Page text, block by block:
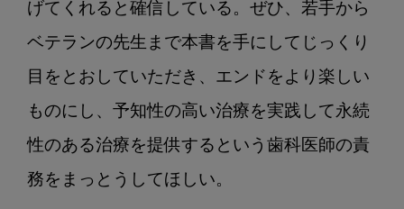
げてくれると確信している。ぜひ、若手から
ベテランの先生まで本書を手にしてじっくり
目をとおしていただき、エンドをより楽しい
ものにし、予知性の高い治療を実践して永続
性のある治療を提供するという歯科医師の責
務をまっとうしてほしい。